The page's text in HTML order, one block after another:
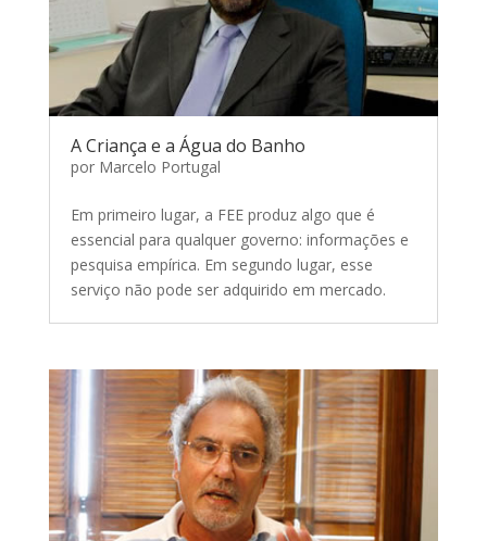
A Criança e a Água do Banho
por Marcelo Portugal
Em primeiro lugar, a FEE produz algo que é
essencial para qualquer governo: informações e
pesquisa empírica. Em segundo lugar, esse
serviço não pode ser adquirido em mercado.